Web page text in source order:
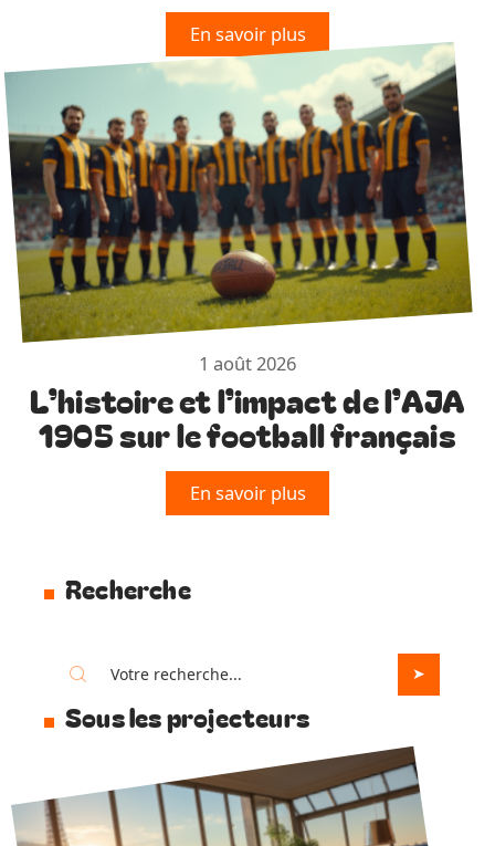
En savoir plus
1 août 2026
L’histoire et l’impact de l’AJA
1905 sur le football français
En savoir plus
Recherche
Sous les projecteurs